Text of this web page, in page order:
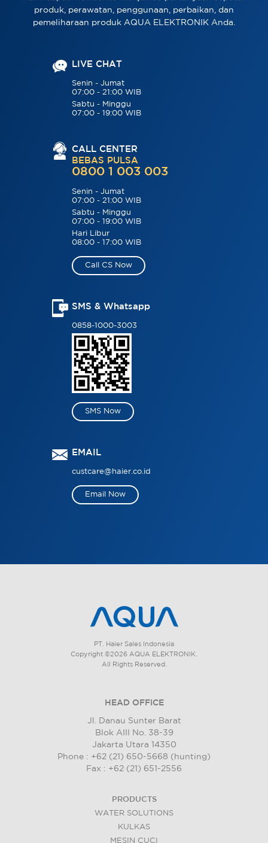
produk, perawatan, penggunaan, perbaikan, dan
pemeliharaan produk AQUA ELEKTRONIK Anda.
LIVE CHAT
Senin - Jumat
07:00 - 21:00 WIB
Sabtu - Minggu
07:00 - 19:00 WIB
CALL CENTER
BEBAS PULSA
0800 1 003 003
Senin - Jumat
07:00 - 21:00 WIB
Sabtu - Minggu
07:00 - 19:00 WIB
Hari Libur
08:00 - 17:00 WIB
Call CS Now
SMS & Whatsapp
0858-1000-3003
SMS Now
EMAIL
custcare@haier.co.id
Email Now
PT. Haier Sales Indonesia
Copyright ©2026 AQUA ELEKTRONIK.
All Rights Reserved.
HEAD OFFICE
Jl. Danau Sunter Barat
Blok AIII No. 38-39
Jakarta Utara 14350
Phone : +62 (21) 650-5668 (hunting)
Fax : +62 (21) 651-2556
PRODUCTS
WATER SOLUTIONS
KULKAS
MESIN CUCI